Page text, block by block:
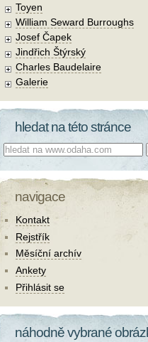
Toyen
William Seward Burroughs
Josef Čapek
Jindřich Štýrský
Charles Baudelaire
Galerie
hledat na této stránce
Co hledat:
navigace
Kontakt
Rejstřík
Měsíční archív
Ankety
Přihlásit se
náhodně vybrané